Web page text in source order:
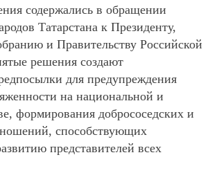
содержались в обращении
Татарстана к Президенту,
и Правительству Российской
решения создают
для предупреждения
на национальной и
формирования добрососедских и
способствующих
представителей всех